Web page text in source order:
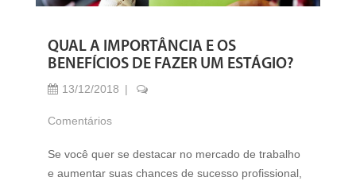
QUAL A IMPORTÂNCIA E OS
BENEFÍCIOS DE FAZER UM ESTÁGIO?
13/12/2018
Comentários
Se você quer se destacar no mercado de trabalho
e aumentar suas chances de sucesso profissional,